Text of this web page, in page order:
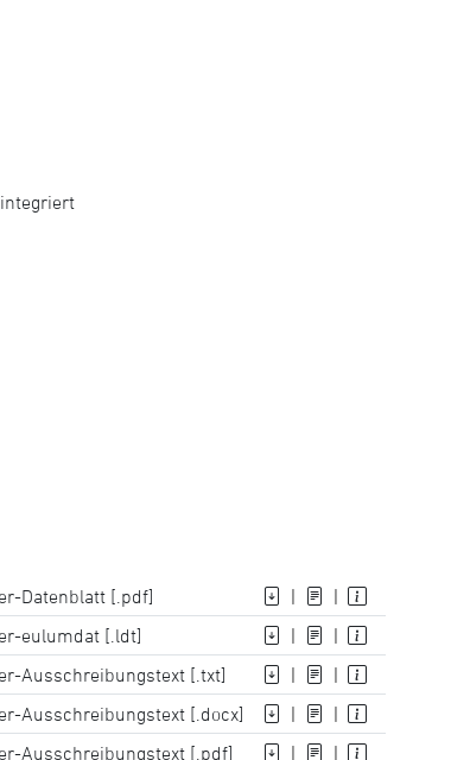
Datenblatt [.pdf] |
|
eulumdat [.ldt]
|
|
Ausschreibungstext [.txt]
|
|
Ausschreibungstext [.docx]
|
|
Ausschreibungstext [.pdf]
|
|